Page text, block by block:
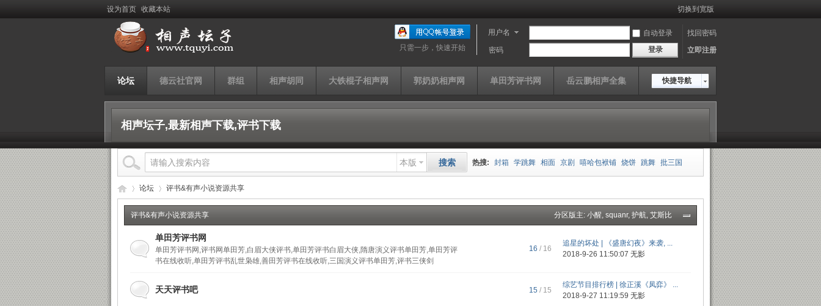
设为首页 收藏本站 切换到宽版
用户名 自动登录
找回密码
密码
登录 立即注册
只需一步，快速开始
快捷导航
论坛 德云社官网 群组 相声胡同 大铁棍子相声网 郭奶奶相声网 单田芳评书网 岳云鹏相声全集
相声坛子,最新相声下载,评书下载
本版 搜索 热搜: 封箱 学跳舞 相面 京剧 嘻哈包袱铺 烧饼 跳舞 批三国
岳云鹏 老老年
论坛
›
评书&有声小说资源共享
分区版主: 小醒, squanr, 护航, 艾斯比
评书&有声小说资源共享
单田芳评书网
单田芳评书网,评书网单田芳,白眉大侠评书,单田芳评书白眉大侠,隋唐演义评书单田芳,单田芳评
书在线收听,单田芳评书乱世枭雄,善田芳评书在线收听,三国演义评书单田芳,评书三侠剑
16 / 16
追星的坏处 | 《盛唐幻夜》来袭, ...
2018-9-26 11:50:07 无影
天天评书吧 15 / 15
综艺节目排行榜 | 徐正溪《凤弈》 ...
2018-9-27 11:19:59 无影